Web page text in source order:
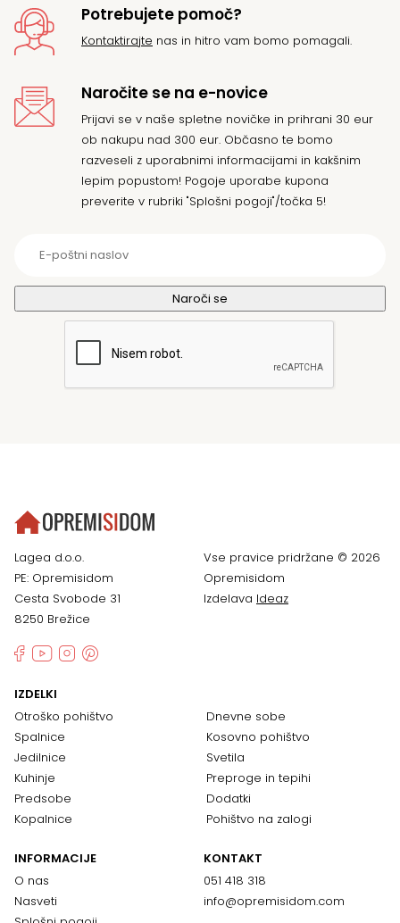
Potrebujete pomoč?
Kontaktirajte nas in hitro vam bomo pomagali.
Naročite se na e-novice
Prijavi se v naše spletne novičke in prihrani 30 eur
ob nakupu nad 300 eur. Občasno te bomo
razveseli z uporabnimi informacijami in kakšnim
lepim popustom! Pogoje uporabe kupona
preverite v rubriki "Splošni pogoji"/točka 5!
Lagea d.o.o.
PE: Opremisidom
Cesta Svobode 31
8250 Brežice
Vse pravice pridržane © 2026
Opremisidom
Izdelava Ideaz
IZDELKI
Otroško pohištvo
Spalnice
Jedilnice
Kuhinje
Predsobe
Kopalnice
Dnevne sobe
Kosovno pohištvo
Svetila
Preproge in tepihi
Dodatki
Pohištvo na zalogi
INFORMACIJE
O nas
Nasveti
KONTAKT
051 418 318
info@opremisidom.com